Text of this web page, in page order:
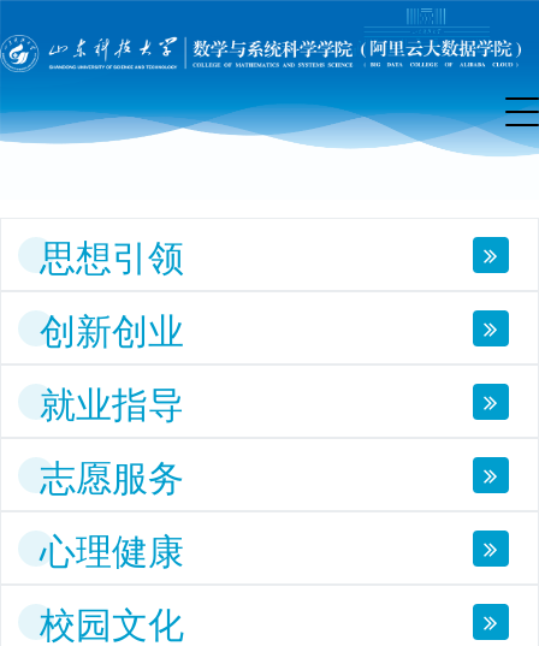
团
作
思想引领
创新创业
就业指导
志愿服务
心理健康
校园文化